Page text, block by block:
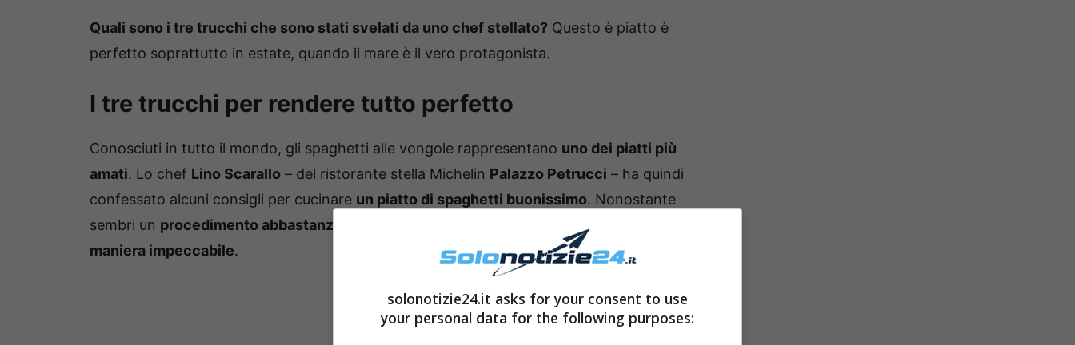
Quali sono i tre trucchi che sono stati svelati da uno chef stellato? Questo è piatto è
perfetto soprattutto in estate, quando il mare è il vero protagonista.
I tre trucchi per rendere tutto perfetto
Conosciuti in tutto il mondo, gli spaghetti alle vongole rappresentano uno dei piatti più
amati. Lo chef Lino Scarallo – del ristorante stella Michelin Palazzo Petrucci – ha quindi
confessato alcuni consigli per cucinare un piatto di spaghetti buonissimo. Nonostante
sembri un procedimento abbastanza semplice
, esistono alcuni trucchi per prepararli in
maniera impeccabile.
solonotizie24.it asks for your consent to use
your personal data for the following purposes: